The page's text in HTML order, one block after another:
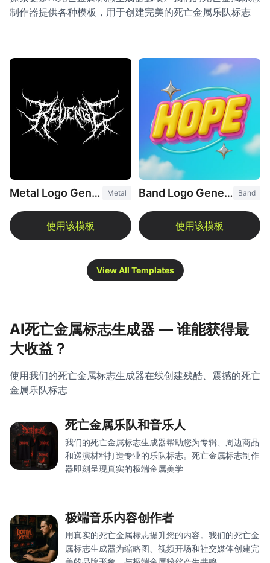
制作器提供各种模板，用于创建完美的死亡金属乐队标志
Metal Logo Generator Metal Band Logo Generator Band
View All Templates
AI死亡金属标志生成器 — 谁能获得最
大收益？
使用我们的死亡金属标志生成器在线创建残酷、震撼的死亡
金属乐队标志
死亡金属乐队和音乐人
我们的死亡金属标志生成器帮助您为专辑、周边商品
和巡演材料打造专业的乐队标志。死亡金属标志制作
器即刻呈现真实的极端金属美学
极端音乐内容创作者
用真实的死亡金属标志提升您的内容。我们的死亡金
属标志生成器为缩略图、视频开场和社交媒体创建完